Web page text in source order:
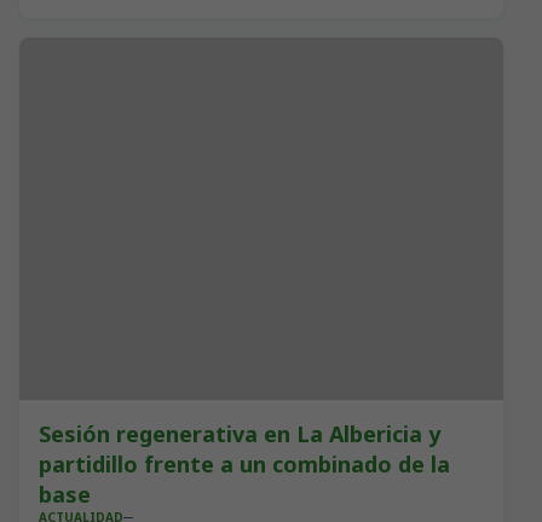
Sesión regenerativa en La Albericia y
partidillo frente a un combinado de la
base
ACTUALIDAD